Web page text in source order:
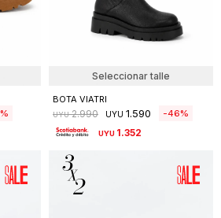
Seleccionar talle
BOTA VIATRI
UYU 2.990 UYU 1.590 46
UYU 1.352